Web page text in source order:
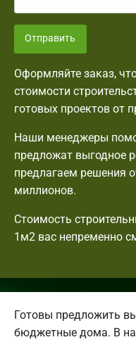
Отправить
Оформляйте заказ,
стоимости
готовых проектов от
Наши менеджеры
предложат выгодное
предлагаем решения
миллионов.
Стоимость
1м2 вас непременно
Готовы предложить
бюджетные дома. В